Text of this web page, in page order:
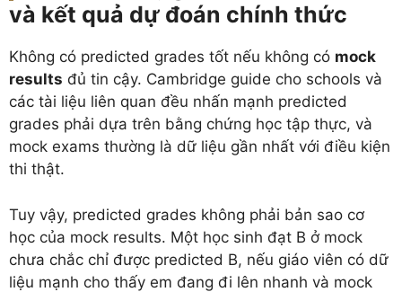
và kết quả dự đoán chính thức
Không có predicted grades tốt nếu không có mock
results đủ tin cậy. Cambridge guide cho schools và
các tài liệu liên quan đều nhấn mạnh predicted
grades phải dựa trên bằng chứng học tập thực, và
mock exams thường là dữ liệu gần nhất với điều kiện
thi thật.
Tuy vậy, predicted grades không phải bản sao cơ
học của mock results. Một học sinh đạt B ở mock
chưa chắc chỉ được predicted B, nếu giáo viên có dữ
liệu mạnh cho thấy em đang đi lên nhanh và mock